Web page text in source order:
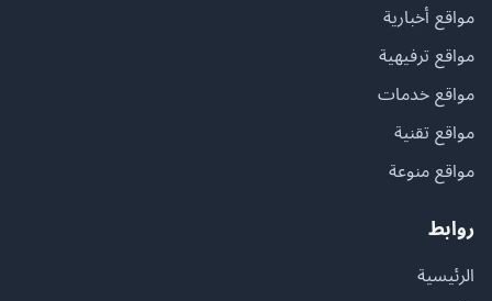
مواقع أخبارية
مواقع ترفيهية
مواقع خدمات
مواقع تقنية
مواقع منوعة
روابط
الرئيسية